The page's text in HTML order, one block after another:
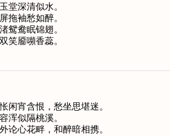
堂深清似水。
拖袖愁如醉。
鸳鸯眠锦翅。
闲宵含恨，愁坐思堪迷。
浑似隔桃溪。
论心花畔，和醉暗相携。